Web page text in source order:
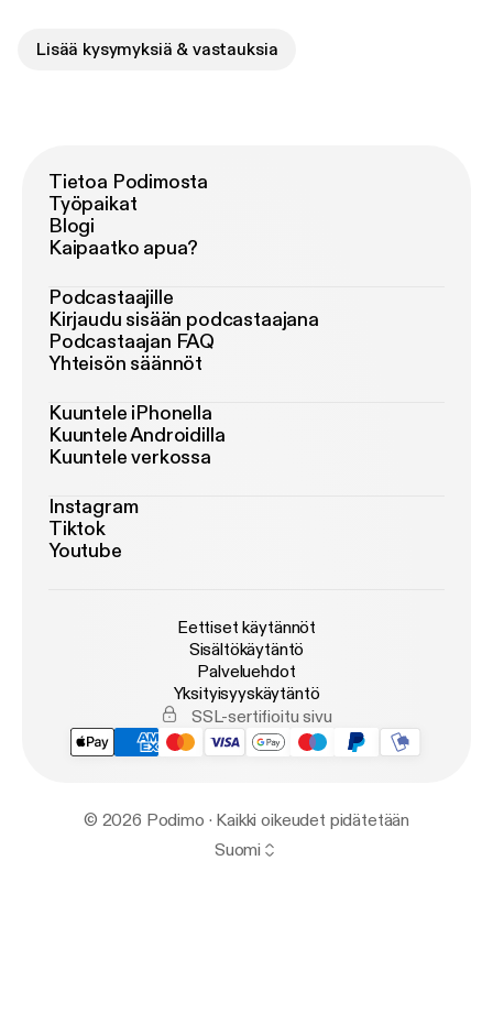
Lisää kysymyksiä & vastauksia
Tietoa Podimosta
Työpaikat
Blogi
Kaipaatko apua?
Podcastaajille
Kirjaudu sisään podcastaajana
Podcastaajan FAQ
Yhteisön säännöt
Kuuntele iPhonella
Kuuntele Androidilla
Kuuntele verkossa
Instagram
Tiktok
Youtube
Eettiset käytännöt
Sisältökäytäntö
Palveluehdot
Yksityisyyskäytäntö
SSL-sertifioitu sivu
© 2026 Podimo · Kaikki oikeudet pidätetään
Suomi